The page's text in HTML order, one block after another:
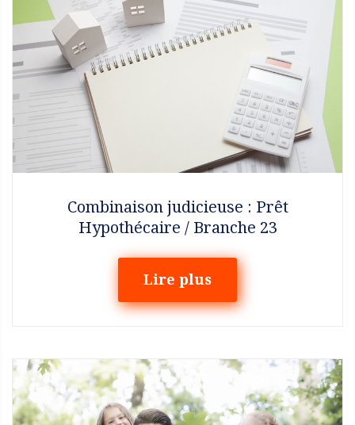
Combinaison judicieuse : Prêt
Hypothécaire / Branche 23
Lire plus